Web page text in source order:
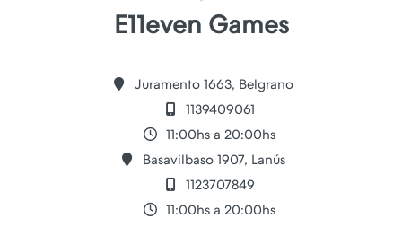
E11even Games
Juramento 1663, Belgrano
1139409061
11:00hs a 20:00hs
Basavilbaso 1907, Lanús
1123707849
11:00hs a 20:00hs